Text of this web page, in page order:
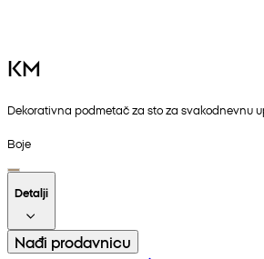
KM
Dekorativna podmetač za sto za svakodnevnu
Boje
Detalji
Nađi prodavnicu